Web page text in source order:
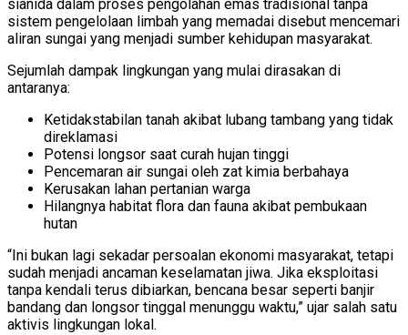
sianida dalam proses pengolahan emas tradisional tanpa
sistem pengelolaan limbah yang memadai disebut mencemari
aliran sungai yang menjadi sumber kehidupan masyarakat.
Sejumlah dampak lingkungan yang mulai dirasakan di
antaranya:
Ketidakstabilan tanah akibat lubang tambang yang tidak
direklamasi
Potensi longsor saat curah hujan tinggi
Pencemaran air sungai oleh zat kimia berbahaya
Kerusakan lahan pertanian warga
Hilangnya habitat flora dan fauna akibat pembukaan
hutan
“Ini bukan lagi sekadar persoalan ekonomi masyarakat, tetapi
sudah menjadi ancaman keselamatan jiwa. Jika eksploitasi
tanpa kendali terus dibiarkan, bencana besar seperti banjir
bandang dan longsor tinggal menunggu waktu,” ujar salah satu
aktivis lingkungan lokal.